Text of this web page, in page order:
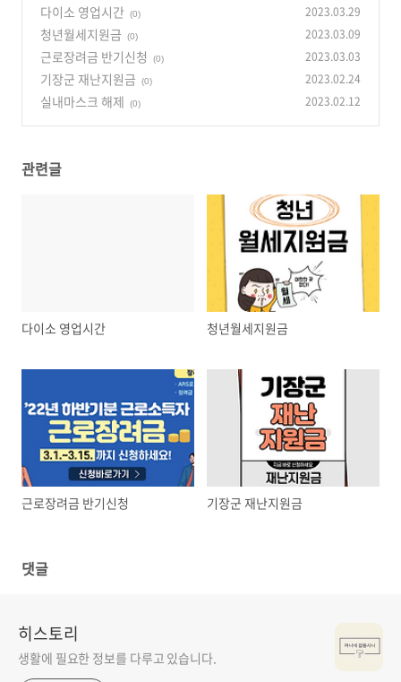
다이소 영업시간
(0) 2023.03.29
청년월세지원금 (0) 2023.03.09
근로장려금 반기신청 (0) 2023.03.03
기장군 재난지원금 (0) 2023.02.24
실내마스크 해제 (0) 2023.02.12
관련글
다이소 영업시간 청년월세지원금
근로장려금 반기신청 기장군 재난지원금
댓글
히스토리
생활에 필요한 정보를 다루고 있습니다.